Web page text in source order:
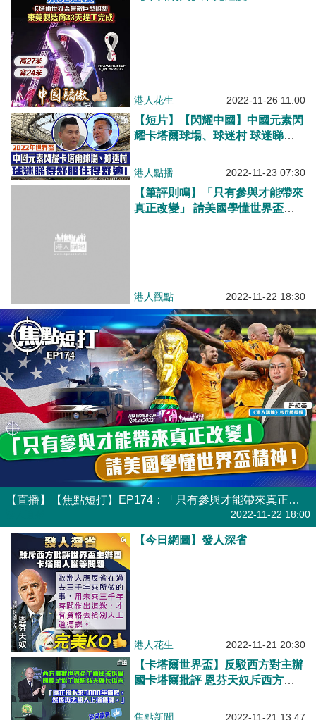
港人花生 2022-11-26 11:00
【短片】【閃耀中國】中國元素閃
耀卡塔爾球場、球迷村 球迷睇得
港人點播 2022-11-23 07:30
【筆評則鳴】「只有參與才能帶來
真正改變」 請美國學懂世界盃的
港人觀點 2022-11-22 18:30
【直播】【焦點短打】EP174：「只有參與才能帶來真正改變」 請美國學懂世界盃的精神！
2022-11-22 18:00
【今日網圖】發人深省
港人花生 2022-11-21 20:30
【卡塔爾世界盃】反駁西方對主辦
國卡塔爾批評 恩芬天奴斥西方國
焦點新聞 2022-11-21 13:47